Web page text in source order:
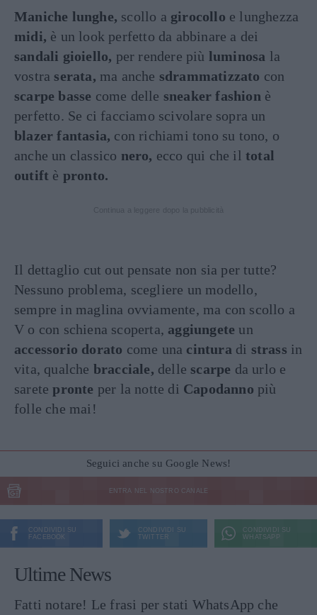
Maniche lunghe, scollo a girocollo e lunghezza
midi, è un look perfetto da abbinare a dei
sandali gioiello, per rendere più luminosa la
vostra serata, ma anche sdrammatizzato con
scarpe basse come delle sneaker fashion è
perfetto. Se ci facciamo scivolare sopra un
blazer fantasia, con richiami tono su tono, o
anche un classico nero, ecco qui che iltotal
outift è pronto.
Il dettaglio cut out pensate non sia per tutte?
Nessuno problema, scegliere un modello,
sempre in maglina ovviamente, ma con scollo a
V o con schiena scoperta, aggiungete un
accessorio dorato come una cintura di strass in
vita, qualche bracciale, delle scarpe da urlo e
saretepronte per la notte di Capodanno più
folle che mai!
Seguici anche su Google News!
ENTRA NEL NOSTRO CANALE
CONDIVIDI SU
FACEBOOK
CONDIVIDI SU
TWITTER
CONDIVIDI SU
WHATSAPP
Ultime News
Fatti notare! Le frasi per stati WhatsApp che